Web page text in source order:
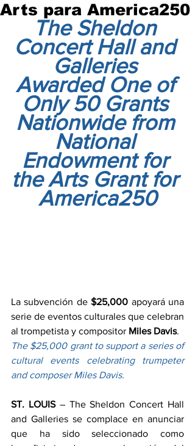
Arts para America250
The Sheldon
Concert Hall and
Galleries
Awarded One of
Only 50 Grants
Nationwide from
National
Endowment for
the Arts Grant for
America250
La subvención de $25,000 apoyará una
serie de eventos culturales que celebran
al trompetista y compositor Miles Davis.
The $25,000 grant to support a series of
cultural events celebrating trumpeter
and composer Miles Davis.
ST. LOUIS – The Sheldon Concert Hall
and Galleries se complace en anunciar
que ha sido seleccionado como